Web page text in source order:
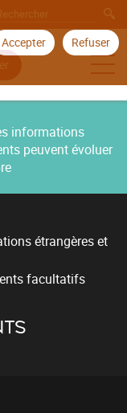
Accepter Refuser
informations
peuvent évoluer
étrangères et
facultatifs